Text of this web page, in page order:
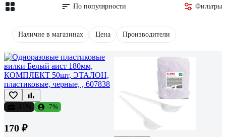
По популярности Фильтры
Наличие в магазинах Цена Производители
-7%
170 ₽